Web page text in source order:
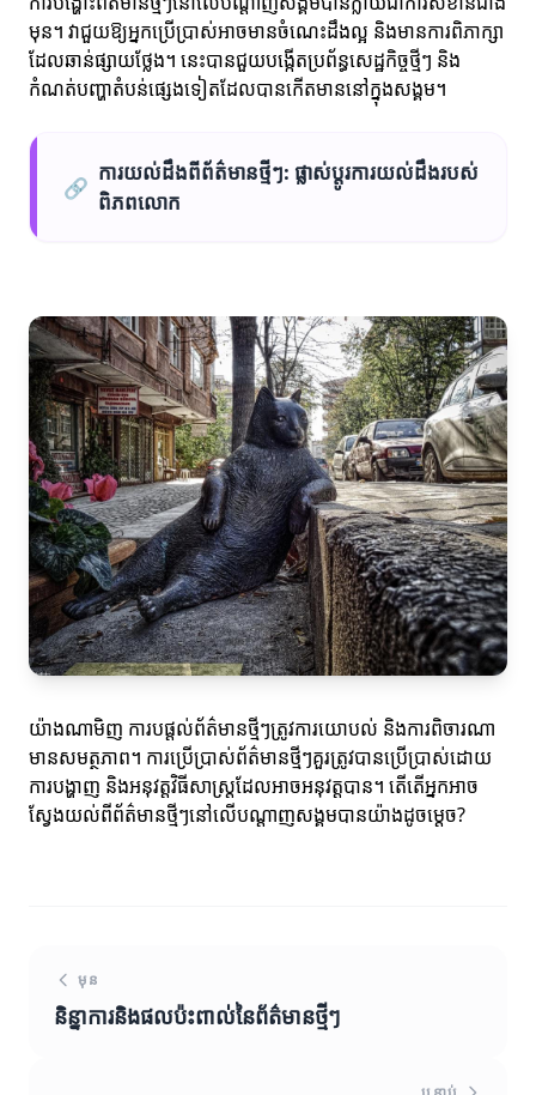
មុន។ វាជួយឱ្យអ្នកប្រើប្រាស់អាចមានចំណេះដឹងល្អ និងមានការពិភាក្សា
ដែលឆាន់ផ្សាយថ្លែង។ នេះបានជួយបង្កើតប្រព័ន្ធសេដ្ឋកិច្ចថ្មីៗ និង
កំណត់បញ្ហាតំបន់ផ្សេងទៀតដែលបានកើតមាននៅក្នុងសង្គម។
🔗
ការយល់ដឹងពីព័ត៌មានថ្មីៗ: ផ្លាស់ប្តូរការយល់ដឹងរបស់
ពិភពលោក
យ៉ាងណាមិញ ការបផ្តល់ព័ត៌មានថ្មីៗត្រូវការយោបល់ និងការពិចារណា
មានសមត្ថភាព។ ការប្រើប្រាស់ព័ត៌មានថ្មីៗគួរត្រូវបានប្រើប្រាស់ដោយ
ការបង្ហាញ និងអនុវត្តវិធីសាស្រ្តដែលអាចអនុវត្តបាន។ តើតើអ្នកអាច
ស្វែងយល់ពីព័ត៌មានថ្មីៗនៅលើបណ្តាញសង្គមបានយ៉ាងដូចម្តេច?
មុន
និន្នាការនិងផលប៉ះពាល់នៃព័ត៌មានថ្មីៗ